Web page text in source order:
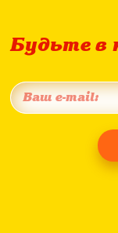
Будьте в